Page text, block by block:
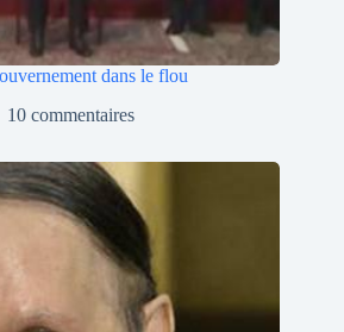
dans le flou
10 commentaires